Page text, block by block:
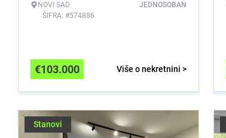
NOVI SAD
ŠIFRA: #574886
JEDNOSOBAN
Više o nekretnini >
€103.000
Stanovi